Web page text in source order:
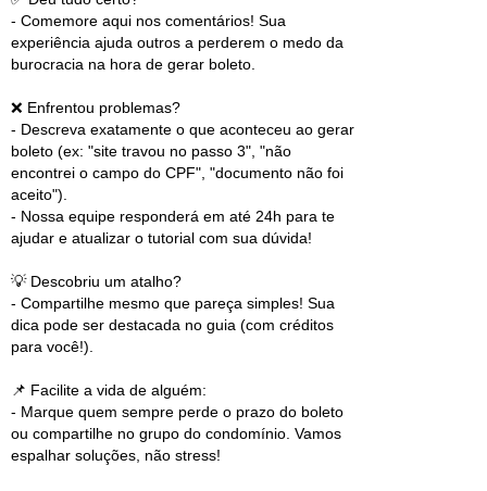
- Comemore aqui nos comentários! Sua
experiência ajuda outros a perderem o medo da
burocracia na hora de gerar boleto.
❌ Enfrentou problemas?
- Descreva exatamente o que aconteceu ao gerar
boleto (ex: "site travou no passo 3", "não
encontrei o campo do CPF", "documento não foi
aceito").
- Nossa equipe responderá em até 24h para te
ajudar e atualizar o tutorial com sua dúvida!
💡 Descobriu um atalho?
- Compartilhe mesmo que pareça simples! Sua
dica pode ser destacada no guia (com créditos
para você!).
📌 Facilite a vida de alguém:
- Marque quem sempre perde o prazo do boleto
ou compartilhe no grupo do condomínio. Vamos
espalhar soluções, não stress!